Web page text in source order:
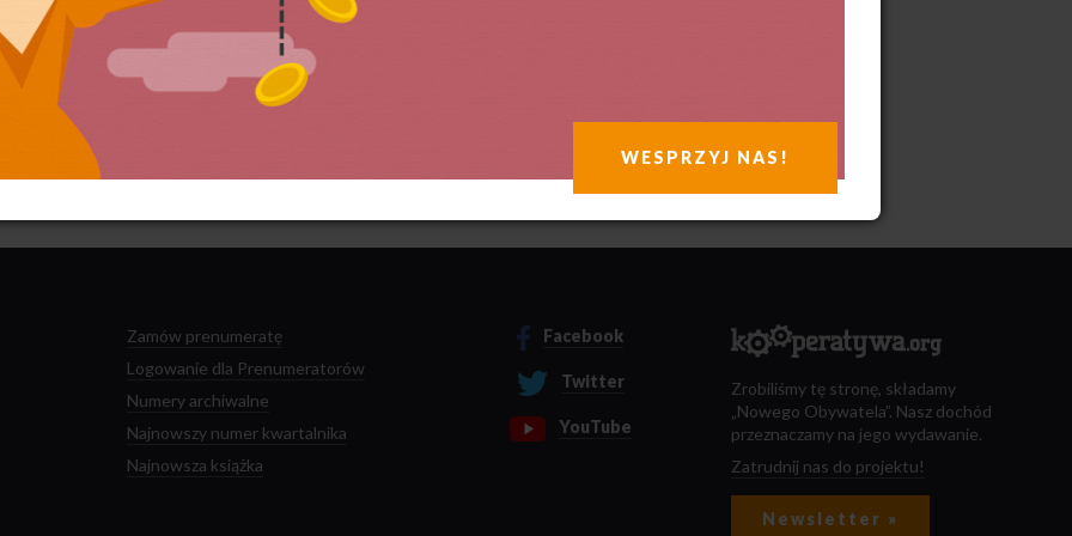
są dane Twoich komentarzy.
Zamów prenumeratę
Logowanie dla Prenumeratorów
Numery archiwalne
Najnowszy numer kwartalnika
Najnowsza książka
Facebook
Twitter
YouTube
Zrobiliśmy tę stronę, składamy
„Nowego Obywatela”. Nasz dochód
przeznaczamy na jego wydawanie.
Zatrudnij nas do projektu!
Newsletter »
WESPRZYJ NAS!